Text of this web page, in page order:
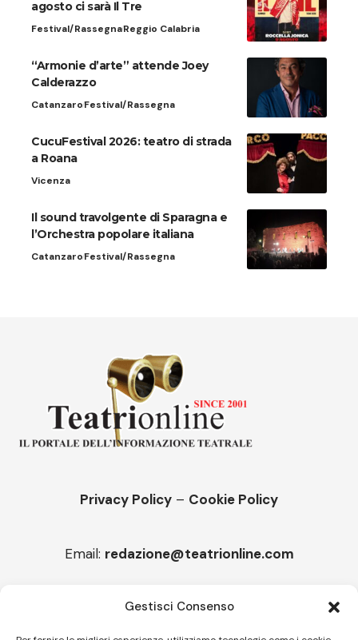
Gestisci Consenso
agosto ci sarà Il Tre
Festival/RassegnaReggio Calabria
“Armonie d’arte” attende Joey
Calderazzo
CatanzaroFestival/Rassegna
CucuFestival 2026: teatro di strada
a Roana
Vicenza
Il sound travolgente di Sparagna e
l’Orchestra popolare italiana
CatanzaroFestival/Rassegna
Privacy Policy – Cookie Policy
Email: redazione@teatrionline.com